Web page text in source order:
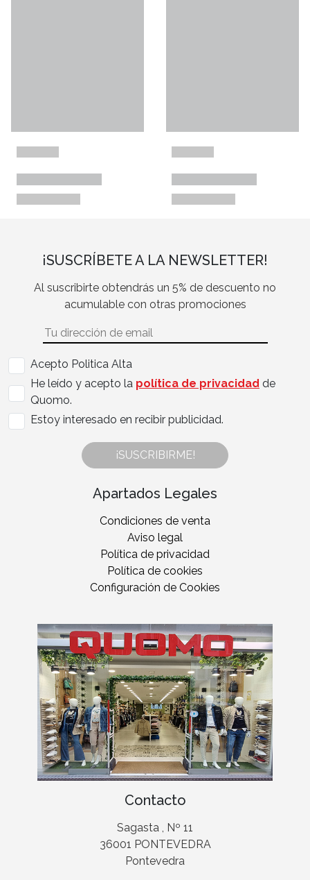
¡SUSCRÍBETE A LA NEWSLETTER!
Al suscribirte obtendrás un 5% de descuento no
acumulable con otras promociones
Acepto Politica Alta
He leído y acepto la política de privacidad de
Quomo.
Estoy interesado en recibir publicidad.
¡SUSCRIBIRME!
Apartados Legales
Condiciones de venta
Aviso legal
Política de privacidad
Política de cookies
Configuración de Cookies
Contacto
Sagasta , Nº 11
36001 PONTEVEDRA
Pontevedra